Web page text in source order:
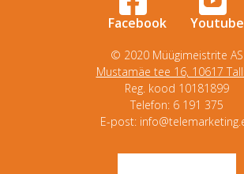
Facebook Youtube
© 2020 Müügimeistrite AS
Mustamäe tee 16, 10617
Reg. kood 10181899
Telefon: 6 191 375
E-post: